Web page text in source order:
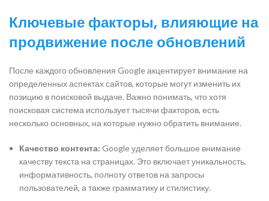
Ключевые факторы, влияющие на
продвижение после обновлений
После каждого обновления Google акцентирует внимание на
определенных аспектах сайтов, которые могут изменить их
позицию в поисковой выдаче. Важно понимать, что хотя
поисковая система использует тысячи факторов, есть
несколько основных, на которые нужно обратить внимание.
Качество контента: Google уделяет большое внимание
качеству текста на страницах. Это включает уникальность,
информативность, полноту ответов на запросы
пользователей, а также грамматику и стилистику.